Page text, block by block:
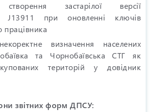
застарілої версії
J13911 при оновленні ключів
працівника
визначення населених
та Чорнобаївська СТГ як
територій у довідник
звітних форм ДПСУ: